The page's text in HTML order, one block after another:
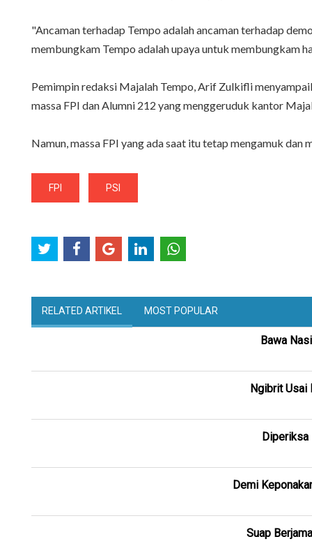
"Ancaman terhadap Tempo adalah ancaman terhadap
membungkam Tempo adalah upaya untuk membungkam
Pemimpin redaksi Majalah Tempo, Arif Zulkifli
massa FPI dan Alumni 212 yang menggeruduk kantor
Namun, massa FPI yang ada saat itu tetap mengamuk dan
FPI PSI
RELATED ARTIKEL MOST POPULAR
Bawa
Ngibrit Usai
Diperiksa
Demi
Suap